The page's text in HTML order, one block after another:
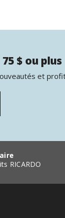
$ ou plus
et
RICARDO